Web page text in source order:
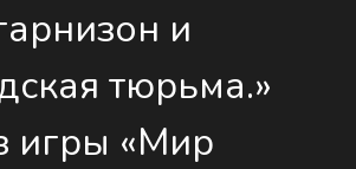
и
тюрьма.»
игры «Мир